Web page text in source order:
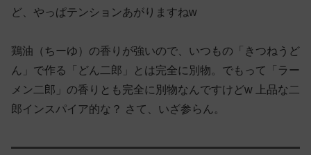
ど、やっぱテンションあがりますねw
鶏油（ちーゆ）の香りが強いので、いつもの「きつねうど
ん」で作る「どん二郎」とは完全に別物。でもって「ラー
メン二郎」の香りとも完全に別物なんですけどw 上品な二
郎インスパイア的な？ さて、いざ参らん。